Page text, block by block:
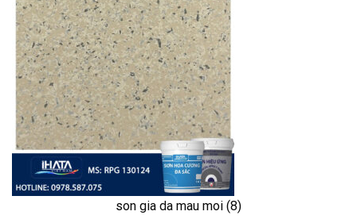
son gia da mau moi (8)